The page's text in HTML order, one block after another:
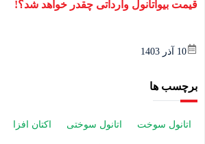
قیمت بیواتانول وارداتی چقدر خواهد شد؟!
10 آذر 1403
برچسب ها
اتانول سوخت اتانول سوختی اکتان افزا